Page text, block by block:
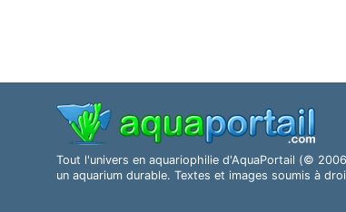
Tout l'univers en aquariophilie d'AquaPortail (©
un aquarium durable. Textes et images soumis à